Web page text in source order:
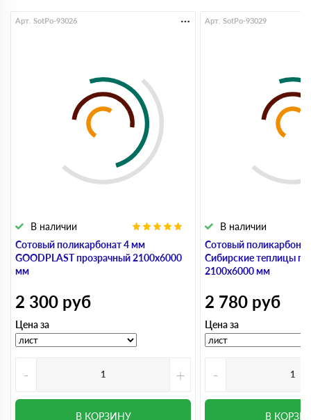
Сотовый поликарбонат 4 мм
GOODPLAST прозрачный 2100х6000
мм
В наличии
Арт. SotPo-93026
2 300 руб
Цена за
- +
В КОРЗИНУ
Сотовый
Сибирские теплицы
2100х6000 мм
В наличии
Арт. SotPo-93029
2 780 руб
Цена за
-
В